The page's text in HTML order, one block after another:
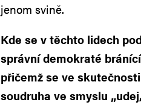
jenom svině.
Kde se v těchto lidech
správní demokraté
přičemž se ve
soudruha ve smyslu